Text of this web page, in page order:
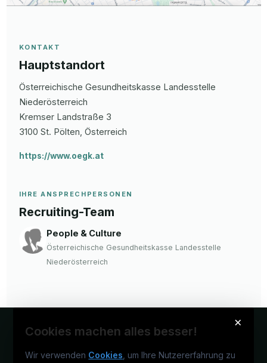
KONTAKT
Hauptstandort
Österreichische Gesundheitskasse Landesstelle
Niederösterreich
Kremser Landstraße 3
3100 St. Pölten , Österreich
https://www.oegk.at
IHRE ANSPRECHPERSONEN
Recruiting-Team
People & Culture
Österreichische Gesundheitskasse Landesstelle
Niederösterreich
×
Cookies machen alles besser!
Wir verwenden Cookies , um Ihre Nutzererfahrung zu